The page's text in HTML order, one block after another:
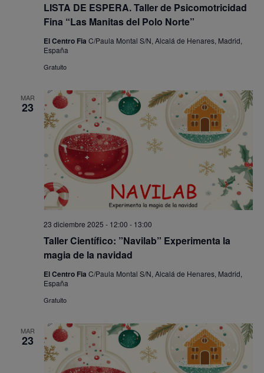
LISTA DE ESPERA. Taller de Psicomotricidad
Fina “Las Manitas del Polo Norte”
El Centro Fia C/Paula Montal S/N, Alcalá de Henares, Madrid,
España
Gratuito
MAR
23
Taller Científico: ”Navilab” Experimenta la
magia de la navidad
23 diciembre 2025 - 12:00 - 13:00
El Centro Fia C/Paula Montal S/N, Alcalá de Henares, Madrid,
España
Gratuito
MAR
23